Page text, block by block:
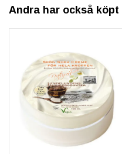
Andra har också köpt